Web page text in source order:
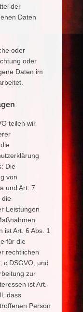
der
Daten
oder
oder
Daten im
teilen wir
Die
von
und Art. 7
die
Leistungen
ist Art. 6 Abs. 1
für die
rechtlichen
c DSGVO, und
zur
ist Art.
dass
Person